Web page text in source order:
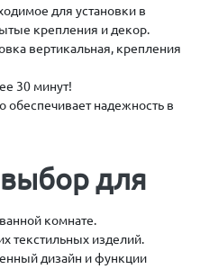
для установки в
крепления и декор.
вертикальная, крепления
30 минут!
обеспечивает надежность в
для
комнате.
текстильных изделий.
дизайн и функции